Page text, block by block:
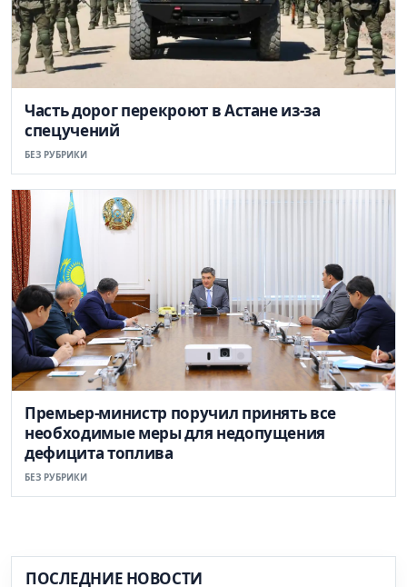
Часть дорог перекроют в Астане из-за
спецучений
БЕЗ РУБРИКИ
Премьер-министр поручил принять все
необходимые меры для недопущения
дефицита топлива
БЕЗ РУБРИКИ
ПОСЛЕДНИЕ НОВОСТИ